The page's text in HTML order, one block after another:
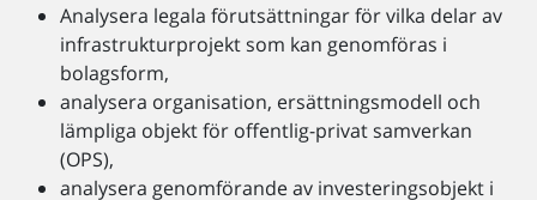
Analysera legala förutsättningar för vilka delar av
infrastrukturprojekt som kan genomföras i
bolagsform,
analysera organisation, ersättningsmodell och
lämpliga objekt för offentlig-privat samverkan
(OPS),
analysera genomförande av investeringsobjekt i